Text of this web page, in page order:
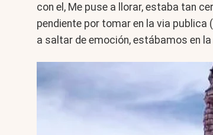
con el, Me puse a llorar, estaba tan
pendiente por tomar en la via
a saltar de emoción, estábamos en